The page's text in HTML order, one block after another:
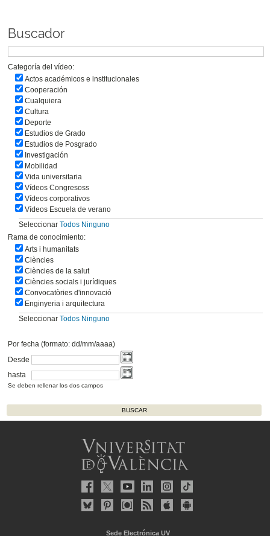
Buscador
Categoría del vídeo:
Actos académicos e institucionales
Cooperación
Cualquiera
Cultura
Deporte
Estudios de Grado
Estudios de Posgrado
Investigación
Mobilidad
Vida universitaria
Vídeos Congresoss
Vídeos corporativos
Vídeos Escuela de verano
SeleccionarTodos Ninguno
Rama de conocimiento:
Arts i humanitats
Ciències
Ciències de la salut
Ciències socials i jurídiques
Convocatòries d'innovació
Enginyeria i arquitectura
SeleccionarTodos Ninguno
Por fecha (formato: dd/mm/aaaa)
Desde
hasta
Se deben rellenar los dos campos
Sede Electrónica UV